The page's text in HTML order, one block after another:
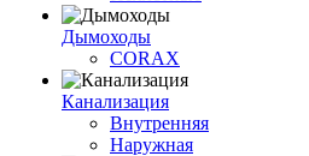
Дымоходы
CORAX
Канализация
Внутренняя
Наружная